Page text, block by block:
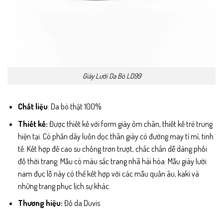
Giày Lười Da Bò LD99
Chất liệu: Da bò thật 100%
Thiết kế: Được thiết kế với form giày ôm chân, thiết kế trẻ trung
hiện tại. Có phần dây luồn dọc thân giày có đường may tỉ mỉ, tinh
tế. Kết hợp đế cao su chống trơn trượt, chắc chắn dễ dàng phối
đồ thời trang. Mẫu có màu sắc trang nhã hài hòa. Mẫu giày lười
nam đục lỗ này có thể kết hợp với các mẫu quần âu, kaki và
những trang phục lịch sự khác.
Thương hiệu: Đồ da Duvis